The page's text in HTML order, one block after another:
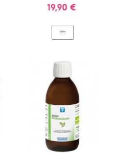
Prix
19,90 €